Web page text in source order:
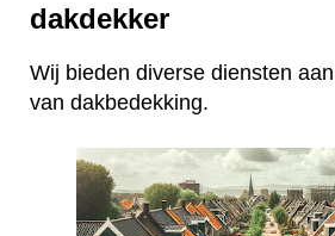
dakdekker
Wij bieden diverse diensten
van dakbedekking.